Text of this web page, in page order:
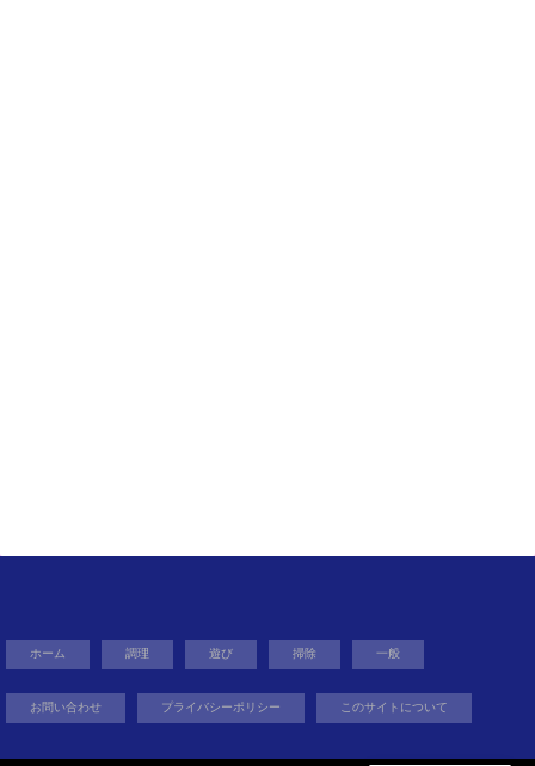
ホーム 調理 遊び 掃除 一般
お問い合わせ プライバシーポリシー このサイトについて